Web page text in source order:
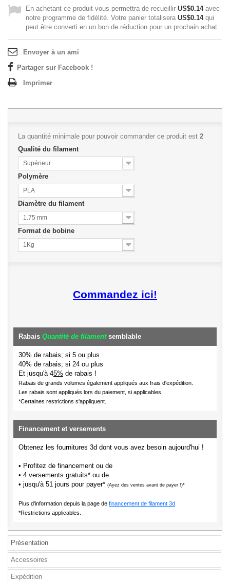
En achetant ce produit vous permettra de recueillir US$0.14avec
notre programme de fidélité. Votre panier totalisera US$0.14qui
peut être converti en un bon de réduction pour un prochain achat.
Envoyer à un ami
Partager sur Facebook !
Imprimer
La quantité minimale pour pouvoir commander ce produit est 2
Qualité du filament
Supérieur
Polymère
PLA
Diamètre du filament
1.75 mm
Format de bobine
1Kg
Commandez ici!
Rabais Quantité de filamentsemblable
30% de rabais; si 5 ou plus
40% de rabais; si 24 ou plus
Et jusqu'à 45% de rabais !
Rabais de grands volumes également appliqués aux frais d'expédition.
Les rabais sont appliqués lors du paiement, si applicables.
*Certaines restrictions s'appliquent.
Financement et versements
Obtenez les fournitures 3d dont vous avez besoin aujourd'hui !
• Profitez de financement ou de
• 4 versements gratuits* ou de
• jusqu'à 51 jours pour payer* (Ayez des ventes avant de payer !)*
Plus d'information depuis la page de financement de filament 3d
*Restrictions applicables.
Présentation
Accessoires
Expédition